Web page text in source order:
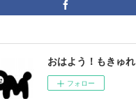
おはよう！もきゅ
フォロー